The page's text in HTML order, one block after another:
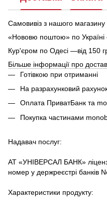
Самовивіз з нашого
«Нововю поштою» по Україні
Кур'єром по Одесі —від 150
Більше інформації про
Готівкою при отриманні
На разрахунковий
Оплата ПриватБанк та
Покупка частинами
Надавач послуг:
АТ «УНІВЕРСАЛ БАНК»
номер у держреєстрі банків
Характеристики продукту: